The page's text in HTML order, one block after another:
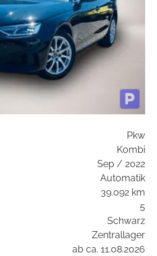
Pkw
Kombi
Sep / 2022
Automatik
39.092 km
5
Schwarz
Zentrallager
ab ca. 11.08.2026